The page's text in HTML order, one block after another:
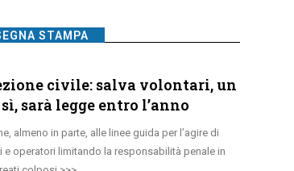
STAMPA
civile: salva volontari, un
sarà legge entro l’anno
almeno in parte, alle linee guida per l’agire di
e operatori limitando la responsabilità penale in